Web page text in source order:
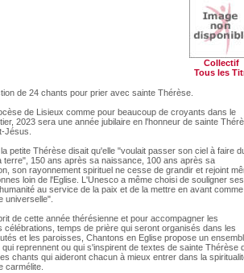
Collectif
Tous les
de 24 chants pour prier avec sainte Thérèse.
de Lisieux comme pour beaucoup de croyants dans le
2023 sera une année jubilaire en l'honneur de sainte
Jésus.
petite Thérèse disait qu'elle "voulait passer son ciel à faire
terre", 150 ans après sa naissance, 100 ans après sa
son rayonnement spirituel ne cesse de grandir et rejoint
loin de l'Eglise. L'Unesco a même choisi de souligner ses
au service de la paix et de la mettre en avant comme
universelle".
de cette année thérésienne et pour accompagner les
célébrations, temps de prière qui seront organisés dans les
et les paroisses, Chantons en Eglise propose un
reprennent ou qui s'inspirent de textes de sainte Thérèse
chants qui aideront chacun à mieux entrer dans la
carmélite.